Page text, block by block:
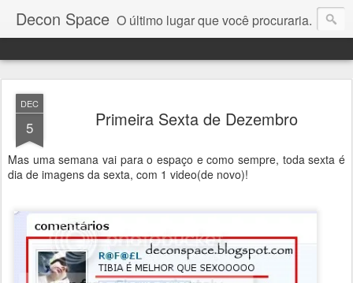
Decon Space O último lugar que você procuraria.
DEC
5 Primeira Sexta de Dezembro
Mas uma semana vai para o espaço e como sempre, toda sexta é
dia de imagens da sexta, com 1 video(de novo)!